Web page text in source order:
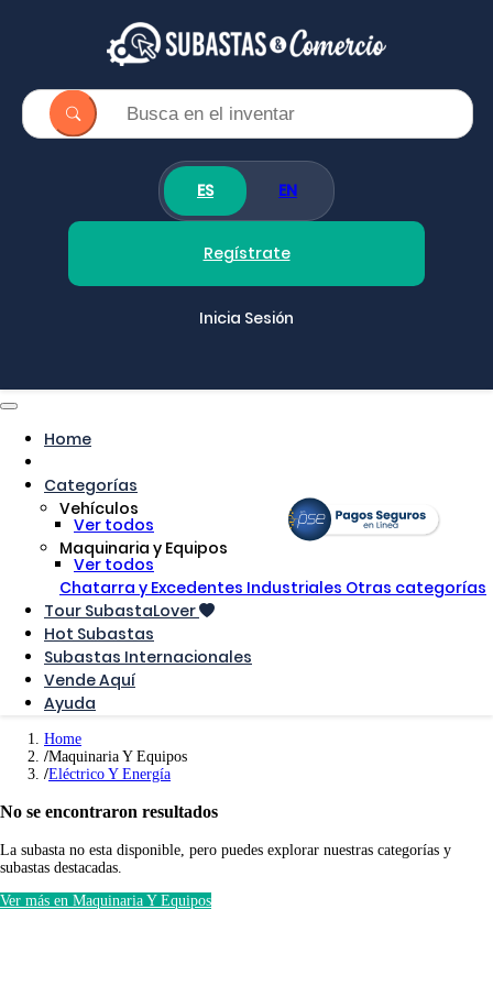
ES EN
Regístrate
Inicia Sesión
Home
Categorías
Vehículos
Ver todos
Maquinaria y Equipos
Ver todos
Chatarra y Excedentes Industriales Otras categorías
Tour SubastaLover
Hot Subastas
Subastas Internacionales
Vende Aquí
Ayuda
Home
Maquinaria Y Equipos
Eléctrico Y Energía
No se encontraron resultados
La subasta no esta disponible, pero puedes explorar nuestras categorías y
subastas destacadas.
Ver más en Maquinaria Y Equipos